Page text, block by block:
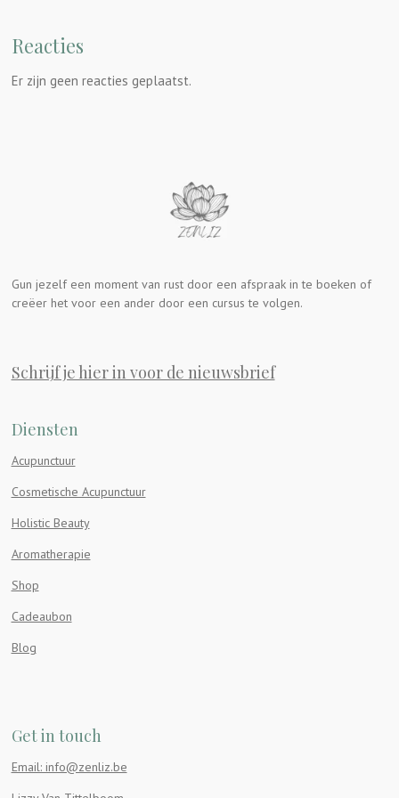
Reacties
Er zijn geen reacties geplaatst.
Gun jezelf een moment van rust door een afspraak in te boeken of
creëer het voor een ander door een cursus te volgen.
Schrijf je hier in voor de nieuwsbrief
Diensten
Acupunctuur
Cosmetische Acupunctuur
Holistic Beauty
Aromatherapie
Shop
Cadeaubon
Blog
Get in touch
Email: info@zenliz.be